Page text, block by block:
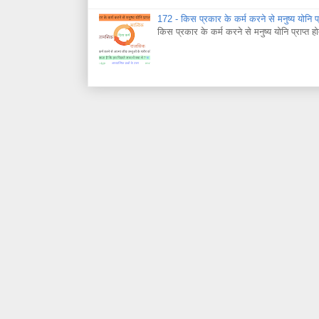
172 - किस प्रकार के कर्म करने से मनुष्य योनि
किस प्रकार के कर्म करने से मनुष्य योनि प्राप्त